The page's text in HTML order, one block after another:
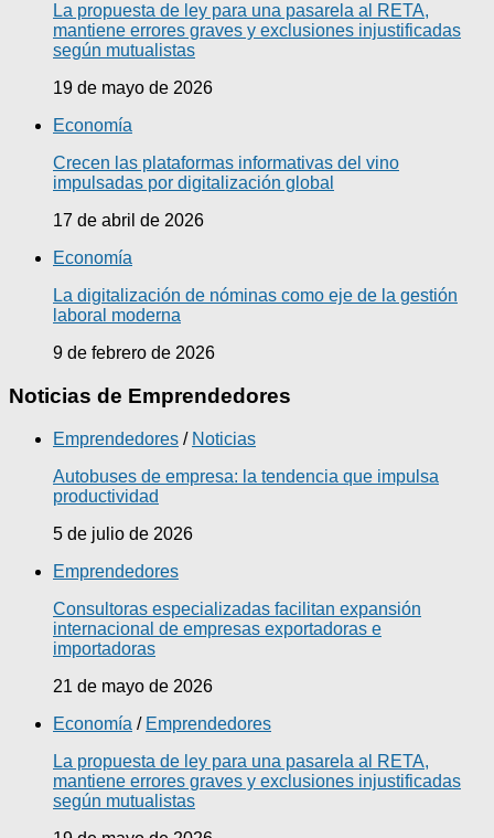
La propuesta de ley para una pasarela al RETA,
mantiene errores graves y exclusiones injustificadas
según mutualistas
19 de mayo de 2026
Economía
Crecen las plataformas informativas del vino
impulsadas por digitalización global
17 de abril de 2026
Economía
La digitalización de nóminas como eje de la gestión
laboral moderna
9 de febrero de 2026
Noticias de Emprendedores
Emprendedores / Noticias
Autobuses de empresa: la tendencia que impulsa
productividad
5 de julio de 2026
Emprendedores
Consultoras especializadas facilitan expansión
internacional de empresas exportadoras e
importadoras
21 de mayo de 2026
Economía / Emprendedores
La propuesta de ley para una pasarela al RETA,
mantiene errores graves y exclusiones injustificadas
según mutualistas